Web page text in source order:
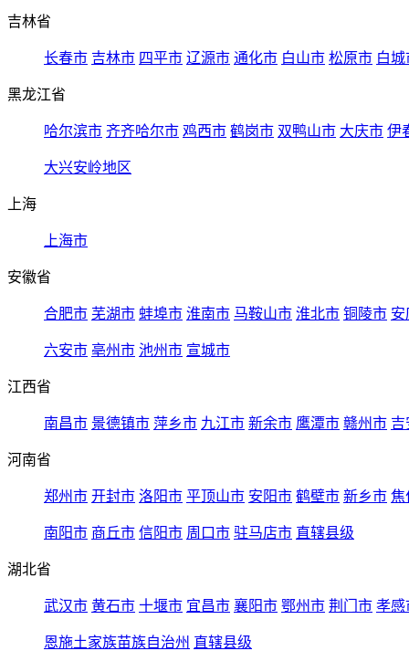
吉林省
长春市 吉林市 四平市 辽源市 通化市 白山市 松原市 白城
黑龙江省
哈尔滨市 齐齐哈尔市 鸡西市 鹤岗市 双鸭山市 大庆市 伊
大兴安岭地区
上海
上海市
安徽省
合肥市 芜湖市 蚌埠市 淮南市 马鞍山市 淮北市 铜陵市 安
六安市 亳州市 池州市 宣城市
江西省
南昌市 景德镇市 萍乡市 九江市 新余市 鹰潭市 赣州市 吉
河南省
郑州市 开封市 洛阳市 平顶山市 安阳市 鹤壁市 新乡市 焦
南阳市 商丘市 信阳市 周口市 驻马店市 直辖县级
湖北省
武汉市 黄石市 十堰市 宜昌市 襄阳市 鄂州市 荆门市 孝感
恩施土家族苗族自治州 直辖县级